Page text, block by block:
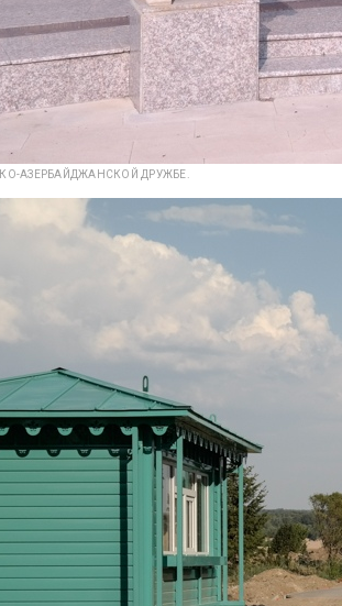
АЗЕРБАЙДЖАНСКОЙ ДРУЖБЕ.